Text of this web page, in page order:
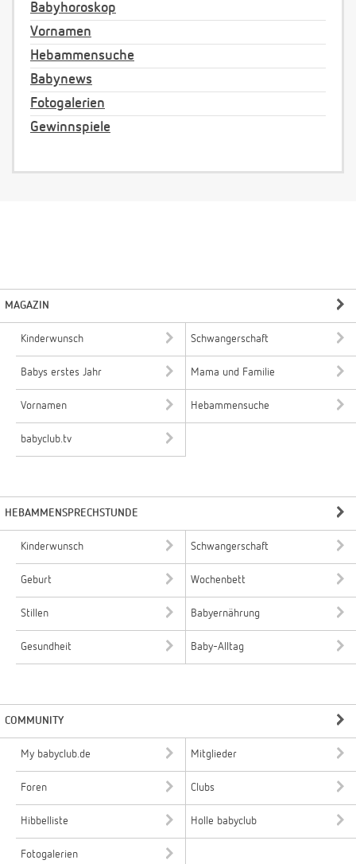
Babyhoroskop
Vornamen
Hebammensuche
Babynews
Fotogalerien
Gewinnspiele
MAGAZIN
Kinderwunsch Schwangerschaft
Babys erstes Jahr Mama und Familie
Vornamen Hebammensuche
babyclub.tv
HEBAMMENSPRECHSTUNDE
Kinderwunsch Schwangerschaft
Geburt Wochenbett
Stillen Babyernährung
Gesundheit Baby-Alltag
COMMUNITY
My babyclub.de Mitglieder
Foren Clubs
Hibbelliste Holle babyclub
Fotogalerien